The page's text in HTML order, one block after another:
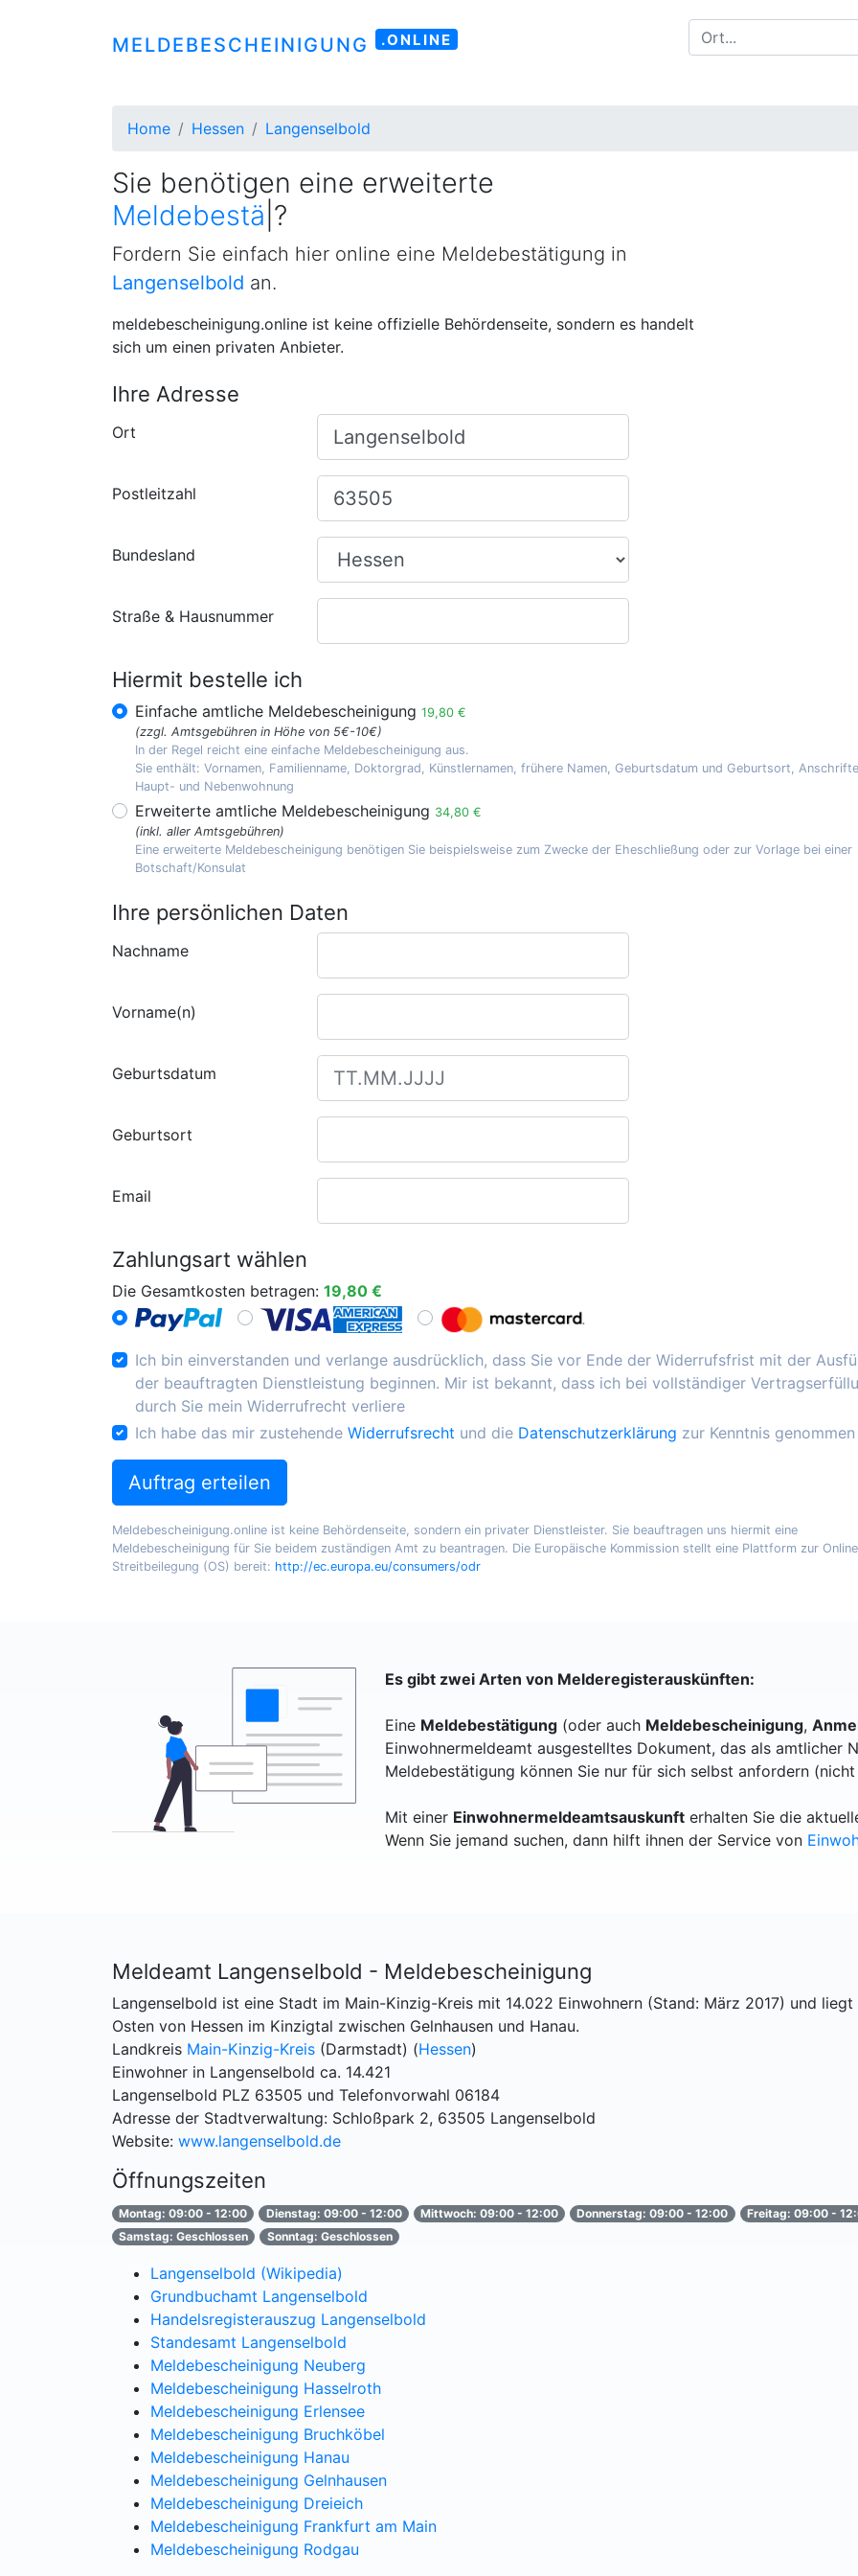
MELDEBESCHEINIGUNG .ONLINE
Home Hessen Langenselbold
Sie benötigen eine erweiterte
Meldebestätigung
Fordern Sie einfach hier online eine Meldebestätigung in
Langenselbold an.
meldebescheinigung.online ist keine offizielle Behördenseite, sondern es handelt
sich um einen privaten Anbieter.
Ihre Adresse
Ort
Postleitzahl
Bundesland
Straße & Hausnummer
Hiermit bestelle ich
Einfache amtliche Meldebescheinigung 19,80 €
(zzgl. Amtsgebühren in Höhe von 5€-10€)
In der Regel reicht eine einfache Meldebescheinigung aus.
Sie enthält: Vornamen, Familienname, Doktorgrad, Künstlernamen, frühere Namen, Geburtsdatum und Geburtsort,
Haupt- und Nebenwohnung
Erweiterte amtliche Meldebescheinigung 34,80 €
(inkl. aller Amtsgebühren)
Eine erweiterte Meldebescheinigung benötigen Sie beispielsweise zum Zwecke der Eheschließung oder zur Vorlage bei einer
Botschaft/Konsulat
Ihre persönlichen Daten
Nachname
Vorname(n)
Geburtsdatum
Geburtsort
Email
Zahlungsart wählen
Die Gesamtkosten betragen: 19,80 €
Ich bin einverstanden und verlange ausdrücklich, dass Sie vor Ende der Widerrufsfrist mit der
der beauftragten Dienstleistung beginnen. Mir ist bekannt, dass ich bei vollständiger
durch Sie mein Widerrufrecht verliere
Ich habe das mir zustehende Widerrufsrecht und die Datenschutzerklärung zur Kenntnis genommen
Auftrag erteilen
Meldebescheinigung.online ist keine Behördenseite, sondern ein privater Dienstleister. Sie beauftragen uns hiermit eine
Meldebescheinigung für Sie beidem zuständigen Amt zu beantragen. Die Europäische Kommission stellt eine Plattform zur
Streitbeilegung (OS) bereit: http://ec.europa.eu/consumers/odr
Es gibt zwei Arten von Melderegisterauskünften:
Eine Meldebestätigung (oder auch Meldebescheinigung,
Einwohnermeldeamt ausgestelltes Dokument, das als amtlicher
Meldebestätigung können Sie nur für sich selbst anfordern
Mit einer Einwohnermeldeamtsauskunft erhalten Sie die
Wenn Sie jemand suchen, dann hilft ihnen der Service von
Meldeamt Langenselbold - Meldebescheinigung
Langenselbold ist eine Stadt im Main-Kinzig-Kreis mit 14.022 Einwohnern (Stand: März 2017) und liegt
Osten von Hessen im Kinzigtal zwischen Gelnhausen und Hanau.
Landkreis Main-Kinzig-Kreis (Darmstadt) (Hessen)
Einwohner in Langenselbold ca. 14.421
Langenselbold PLZ 63505 und Telefonvorwahl 06184
Adresse der Stadtverwaltung: Schloßpark 2, 63505 Langenselbold
Website: www.langenselbold.de
Öffnungszeiten
Montag: 09:00 - 12:00 Dienstag: 09:00 - 12:00 Mittwoch: 09:00 - 12:00 Donnerstag: 09:00 - 12:00
Freitag: 09:00 -
Samstag: Geschlossen
Sonntag: Geschlossen
Langenselbold (Wikipedia)
Grundbuchamt Langenselbold
Handelsregisterauszug Langenselbold
Standesamt Langenselbold
Meldebescheinigung Neuberg
Meldebescheinigung Hasselroth
Meldebescheinigung Erlensee
Meldebescheinigung Bruchköbel
Meldebescheinigung Hanau
Meldebescheinigung Gelnhausen
Meldebescheinigung Dreieich
Meldebescheinigung Frankfurt am Main
Meldebescheinigung Rodgau